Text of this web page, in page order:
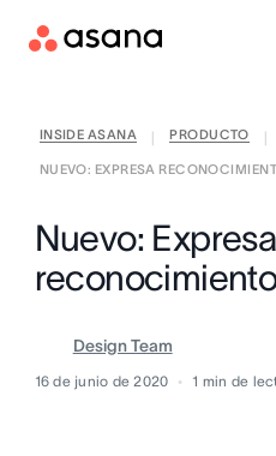
INSIDE ASANA PRODUCTO
NUEVO: EXPRESA
Nuevo: Expresa
Design Team
16 de junio de 2020 1 min de